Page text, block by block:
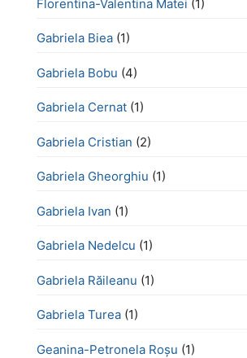
Florentina-Valentina Matei (1)
Gabriela Biea (1)
Gabriela Bobu (4)
Gabriela Cernat (1)
Gabriela Cristian (2)
Gabriela Gheorghiu (1)
Gabriela Ivan (1)
Gabriela Nedelcu (1)
Gabriela Răileanu (1)
Gabriela Turea (1)
Geanina-Petronela Roșu (1)